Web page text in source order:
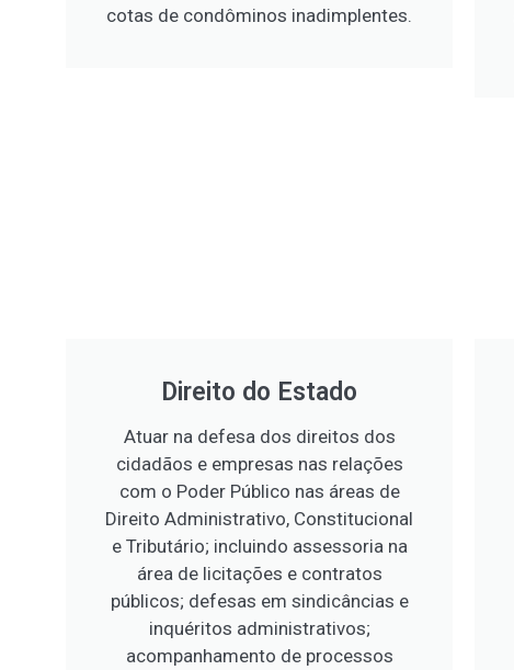
cotas de condôminos inadimplentes.
Direito do Estado
Atuar na defesa dos direitos dos
cidadãos e empresas nas relações
com o Poder Público nas áreas de
Direito Administrativo, Constitucional
e Tributário; incluindo assessoria na
área de licitações e contratos
públicos; defesas em sindicâncias e
inquéritos administrativos;
acompanhamento de processos